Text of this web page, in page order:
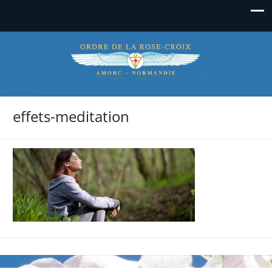
La Rose-Croix en Normandie
effets-meditation